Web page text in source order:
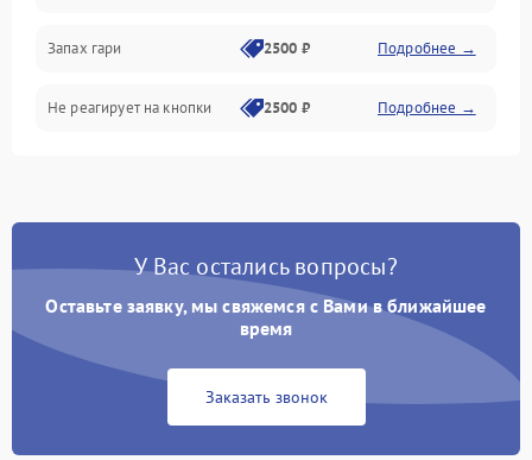
Запах гари 2500 ₽ Подробнее →
Не реагирует на кнопки 2500 ₽ Подробнее →
У Вас остались вопросы?
Оставьте заявку, мы свяжемся с Вами в ближайшее
время
Заказать звонок